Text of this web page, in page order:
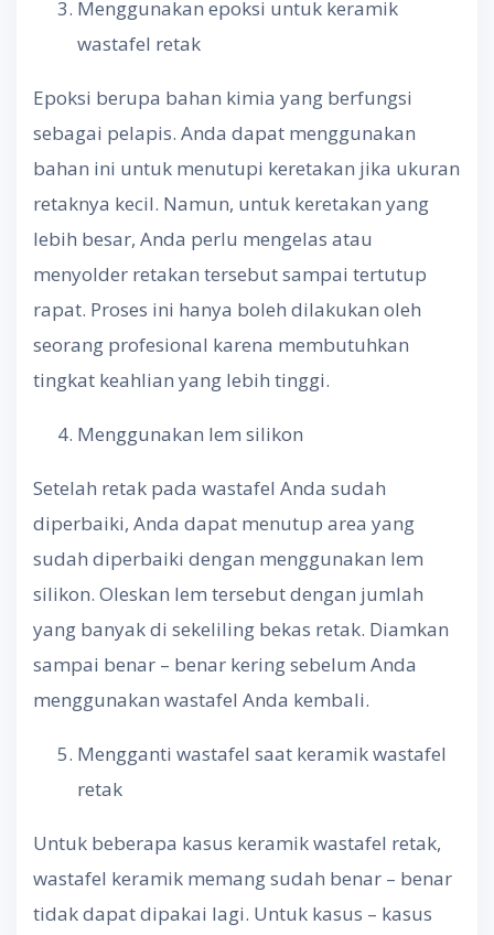
Menggunakan epoksi untuk keramik
wastafel retak
Epoksi berupa bahan kimia yang berfungsi
sebagai pelapis. Anda dapat menggunakan
bahan ini untuk menutupi keretakan jika ukuran
retaknya kecil. Namun, untuk keretakan yang
lebih besar, Anda perlu mengelas atau
menyolder retakan tersebut sampai tertutup
rapat. Proses ini hanya boleh dilakukan oleh
seorang profesional karena membutuhkan
tingkat keahlian yang lebih tinggi.
Menggunakan lem silikon
Setelah retak pada wastafel Anda sudah
diperbaiki, Anda dapat menutup area yang
sudah diperbaiki dengan menggunakan lem
silikon. Oleskan lem tersebut dengan jumlah
yang banyak di sekeliling bekas retak. Diamkan
sampai benar – benar kering sebelum Anda
menggunakan wastafel Anda kembali.
Mengganti wastafel saat keramik wastafel
retak
Untuk beberapa kasus keramik wastafel retak,
wastafel keramik memang sudah benar – benar
tidak dapat dipakai lagi. Untuk kasus – kasus